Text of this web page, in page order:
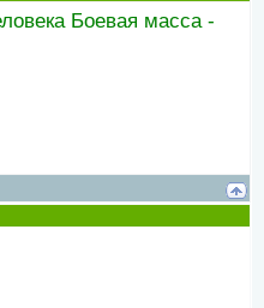
Боевая масса -